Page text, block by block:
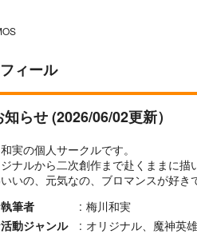
ィール
知らせ (2026/06/02更新）
実の個人サークルです。
ナルから二次創作まで赴くままに描
いの、元気なの、ブロマンスが好き
筆者
: 梅川和実
動ジャンル
: オリジナル、魔神英